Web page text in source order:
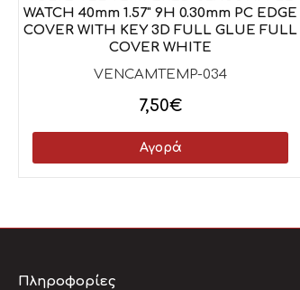
VENCAMTEMP-034
WATCH 40mm 1.57" 9H 0.30mm PC EDGE
COVER WITH KEY 3D FULL GLUE FULL
COVER WHITE
7,50€
Αγορά
Πληροφορίες